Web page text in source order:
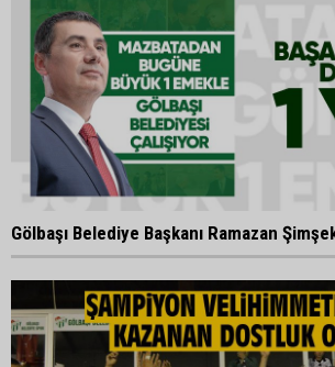
Gölbaşı Belediye Başkanı Ramazan